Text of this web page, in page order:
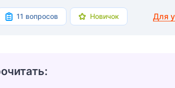
11 вопросов Новичок Для